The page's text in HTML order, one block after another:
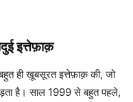
इत्तेफ़ाक़
ही ख़ूबसूरत इत्तेफ़ाक़ की, जो
है। साल 1999 से बहुत पहले,